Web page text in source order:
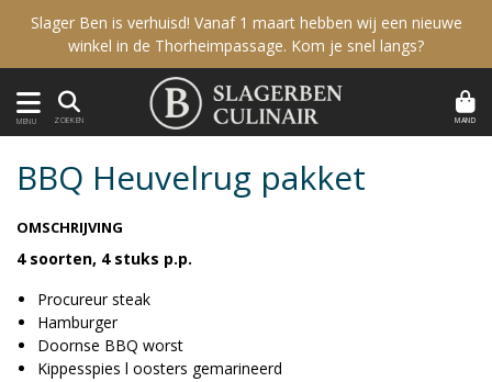
Slager Ben is verhuisd! Vanaf 1 maart hebben wij een nieuwe
winkel in de Thorheimpassage. Kom je snel langs?
MENU ZOEKEN MAND
OMSCHRIJVING
4 soorten, 4 stuks p.p.
Procureur steak
Hamburger
Doornse BBQ worst
Kippesspies l oosters gemarineerd
BBQ Heuvelrug pakket